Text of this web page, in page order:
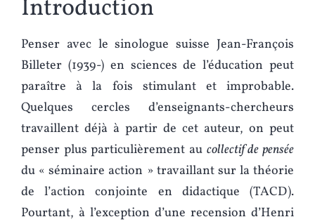
Introduction
Penser avec le sinologue suisse Jean-François
Billeter (1939-) en sciences de l’éducation peut
paraître à la fois stimulant et improbable.
Quelques cercles d’enseignants-chercheurs
travaillent déjà à partir de cet auteur, on peut
penser plus particulièrement au collectif de pensée
du « séminaire action » travaillant sur la théorie
de l’action conjointe en didactique (TACD).
Pourtant, à l’exception d’une recension d’Henri